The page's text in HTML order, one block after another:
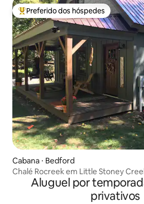
Entre os melhores preferidos dos
Preferido dos hóspedes
Cabana ⋅ Bedford
Chalé Rocreek em Little Stoney
Aluguel por
privativos